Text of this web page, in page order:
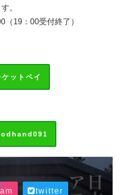
。
（19：00受付終了）
ケットペイ
twitter